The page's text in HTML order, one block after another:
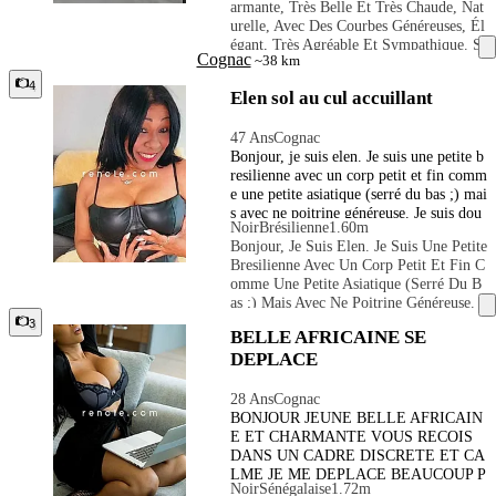
Assion Dans Tout Ce Que Je Fais. Pas De
Perte De Temps, Seulement Gentleman.
😍 J'ai Une Hygiène Irréprochable, Et Je
Demande En Retour Une Hygiène Irrépr
Ochable De Mes Clients.
Armante, Très Belle Et Très Chaude, Nat
Urelle, Avec Des Courbes Généreuses, Él
Égant, Très Agréable Et Sympathique. S
Ouriante Et Sans Prise De Tête.
Cognac~38 km
4
Elen sol au cul accuillant
47 AnsCognac
Bonjour, je suis elen. Je suis une petite b
resilienne avec un corp petit et fin comm
e une petite asiatique (serré du bas ;) mai
s avec ne poitrine généreuse. Je suis dou
ce et caline avec une peau de pêche. Vou
s êtes un homme galants et respectueux s
achant rire, je saurai vous faire passer un
moment inoubliable. Je suis discrete et v
ous accuiellera dans un environnement tr
s l'occasion d'une rencontre différente, ri
che en émotions, que vous n'oublierez pa
naire avec beaucoup de tendresse de sens
ualité je fait aussi des massage très relax
ant et très sensuel je saurais vous faire pa
sser un moment de rêve 👑💕 Mes photo
s sont réelle aucuns mauvaise surprise 📸
NoirBrésilienne1.60m
Bonjour, Je Suis Elen. Je Suis Une Petite
Bresilienne Avec Un Corp Petit Et Fin C
Omme Une Petite Asiatique (serré Du B
As ;) Mais Avec Ne Poitrine Généreuse. J
De Pêche. Vous Êtes Un Homme Galants
Et Respectueux Sachant Rire, Je Saurai
Le. Je Suis Discrete Et Vous Accuiellera
Dans Un Environnement Tranquille Et C
Onfortable. ! Ne Manquez Pas L'occasio
N D'une Rencontre Différente, Riche En
Émotions, Que Vous N'oublierez Pas...
J'aime Donner Du Plaisir À Mon Partena
3
BELLE AFRICAINE SE
DEPLACE
28 AnsCognac
BONJOUR JEUNE BELLE AFRICAIN
E ET CHARMANTE VOUS RECOIS
DANS UN CADRE DISCRETE ET CA
LME JE ME DEPLACE BEAUCOUP P
NoirSénégalaise1.72m